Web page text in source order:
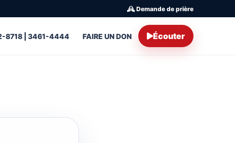
Demande de prière
8718 | 3461-4444 FAIRE UN DON Écouter